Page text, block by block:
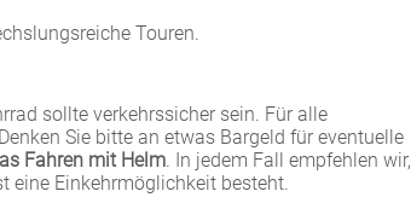
Touren.
sollte verkehrssicher sein. Für alle
Sie bitte an etwas Bargeld für eventuelle
Fahren mit Helm. In jedem Fall empfehlen wir,
eine Einkehrmöglichkeit besteht.